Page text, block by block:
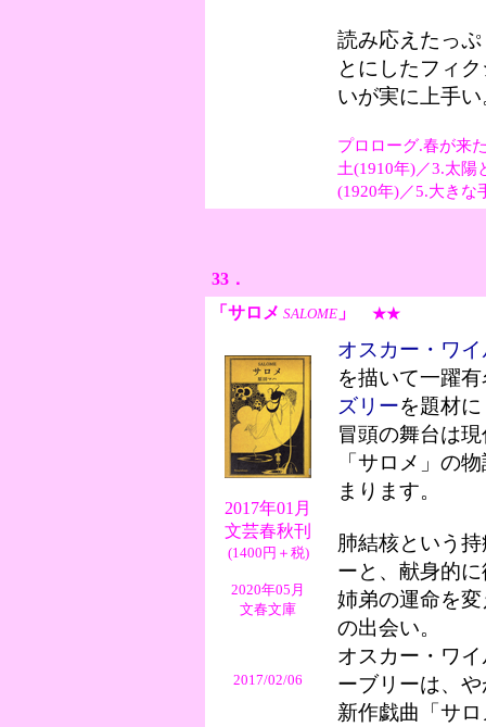
読み応えたっ
とにしたフィ
いが実に上手い
プロローグ.春が来
土(1910年)／3.太陽
(1920年)／5.大きな
33．
「サロメ SALOME 」 ★★
2017年01月
文芸春秋刊
(1400円＋税)
2020年05月
文春文庫
2017/02/06
オスカー・ワ
を描いて一躍
ズリーを題材
冒頭の舞台は
「サロメ」の
まります。
肺結核という
ーと、献身的
姉弟の運命を
の出会い。
オスカー・ワ
ーブリーは、
新作戯曲「サ